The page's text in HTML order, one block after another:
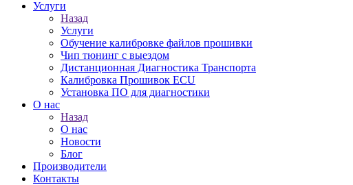
Услуги
Назад
Услуги
Обучение калибровке файлов прошивки
Чип тюнинг с выездом
Дистанционная Диагностика Транспорта
Калибровка Прошивок ECU
Установка ПО для диагностики
О нас
Назад
О нас
Новости
Блог
Производители
Контакты